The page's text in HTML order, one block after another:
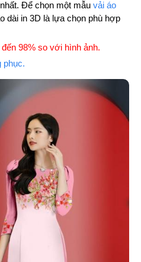
Để chọn một mẫu vải áo
dài in 3D là lựa chọn phù hợp
98% so với hình ảnh.
phục.